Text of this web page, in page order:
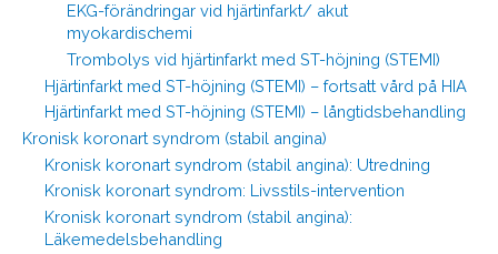
EKG-förändringar vid hjärtinfarkt/ akut
myokardischemi
Trombolys vid hjärtinfarkt med ST-höjning (STEMI)
Hjärtinfarkt med ST-höjning (STEMI) – fortsatt vård på HIA
Hjärtinfarkt med ST-höjning (STEMI) – långtidsbehandling
Kronisk koronart syndrom (stabil angina)
Kronisk koronart syndrom (stabil angina): Utredning
Kronisk koronart syndrom: Livsstils-intervention
Kronisk koronart syndrom (stabil angina):
Läkemedelsbehandling